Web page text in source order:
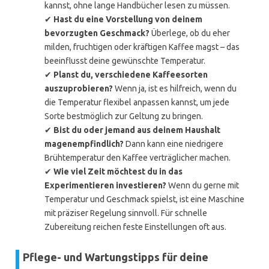
kannst, ohne lange Handbücher lesen zu müssen.
✔ Hast du eine Vorstellung von deinem
bevorzugten Geschmack? Überlege, ob du eher
milden, fruchtigen oder kräftigen Kaffee magst – das
beeinflusst deine gewünschte Temperatur.
✔ Planst du, verschiedene Kaffeesorten
auszuprobieren? Wenn ja, ist es hilfreich, wenn du
die Temperatur flexibel anpassen kannst, um jede
Sorte bestmöglich zur Geltung zu bringen.
✔ Bist du oder jemand aus deinem Haushalt
magenempfindlich? Dann kann eine niedrigere
Brühtemperatur den Kaffee verträglicher machen.
✔ Wie viel Zeit möchtest du in das
Experimentieren investieren? Wenn du gerne mit
Temperatur und Geschmack spielst, ist eine Maschine
mit präziser Regelung sinnvoll. Für schnelle
Zubereitung reichen feste Einstellungen oft aus.
Pflege- und Wartungstipps für deine